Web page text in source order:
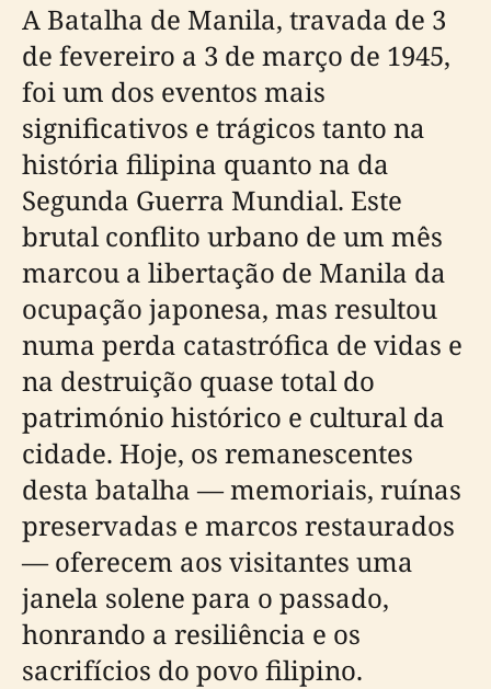
A Batalha de Manila, travada de 3
de fevereiro a 3 de março de 1945,
foi um dos eventos mais
significativos e trágicos tanto na
história filipina quanto na da
Segunda Guerra Mundial. Este
brutal conflito urbano de um mês
marcou a libertação de Manila da
ocupação japonesa, mas resultou
numa perda catastrófica de vidas e
na destruição quase total do
património histórico e cultural da
cidade. Hoje, os remanescentes
desta batalha — memoriais, ruínas
preservadas e marcos restaurados
— oferecem aos visitantes uma
janela solene para o passado,
honrando a resiliência e os
sacrifícios do povo filipino.